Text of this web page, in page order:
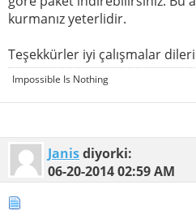
kurmanız yeterlidir.
Teşekkürler iyi çalışmalar
Impossible Is Nothing
Janisdiyorki:
06-20-201402:59 AM